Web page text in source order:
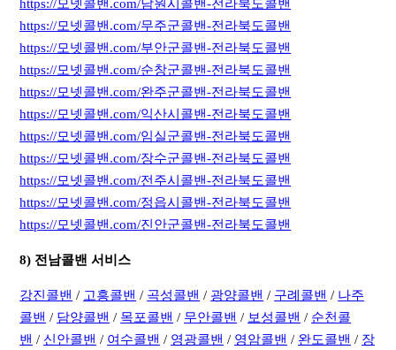
https://모넷콜밴.com/남원시콜밴-전라북도콜밴
https://모넷콜밴.com/무주군콜밴-전라북도콜밴
https://모넷콜밴.com/부안군콜밴-전라북도콜밴
https://모넷콜밴.com/순창군콜밴-전라북도콜밴
https://모넷콜밴.com/완주군콜밴-전라북도콜밴
https://모넷콜밴.com/익산시콜밴-전라북도콜밴
https://모넷콜밴.com/임실군콜밴-전라북도콜밴
https://모넷콜밴.com/장수군콜밴-전라북도콜밴
https://모넷콜밴.com/전주시콜밴-전라북도콜밴
https://모넷콜밴.com/정읍시콜밴-전라북도콜밴
https://모넷콜밴.com/진안군콜밴-전라북도콜밴
8) 전남콜밴 서비스
강진콜밴 / 고흥콜밴 / 곡성콜밴 / 광양콜밴 / 구례콜밴 / 나주
콜밴 / 담양콜밴 / 목포콜밴 / 무안콜밴 / 보성콜밴 / 순천콜
밴 / 신안콜밴 / 여수콜밴 / 영광콜밴 / 영암콜밴 / 완도콜밴 / 장